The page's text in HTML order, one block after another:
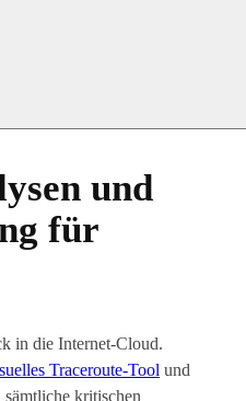
und
für
in die Internet-Cloud.
Traceroute-Tool und
kritischen